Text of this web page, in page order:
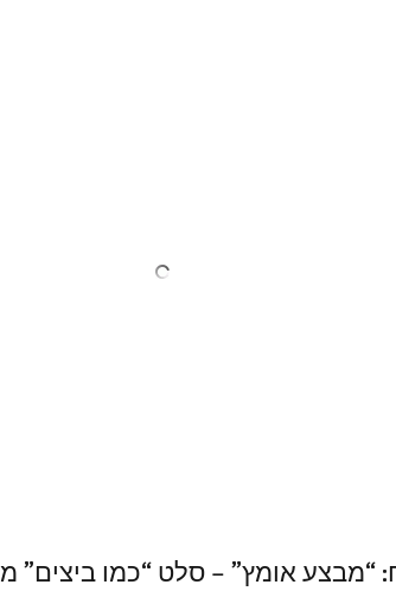
“מבצע אומץ” – סלט “כמו ביצים”